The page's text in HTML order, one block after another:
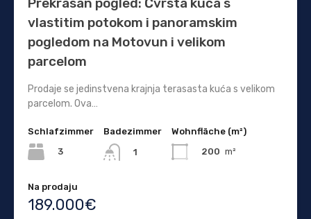
Prekrasan pogled: Čvrsta kuća s
vlastitim potokom i panoramskim
pogledom na Motovun i velikom
parcelom
Prodaje se jedinstvena krajnja terasasta kuća s velikom
parcelom. Ova…
Schlafzimmer
3
Badezimmer
1
Wohnfläche (m²)
200 m²
Na prodaju
189.000€